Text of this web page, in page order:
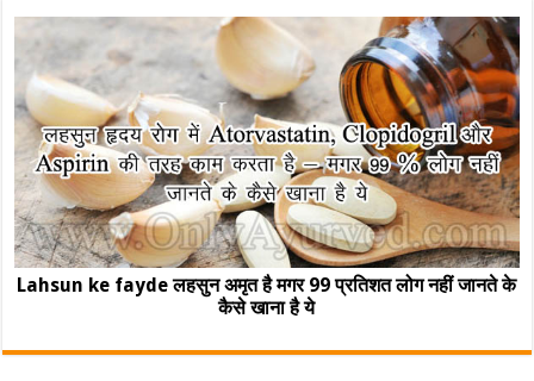
Lahsun ke fayde लहसुन अमृत है मगर 99 प्रतिशत लोग नहीं जानते के
कैसे खाना है ये